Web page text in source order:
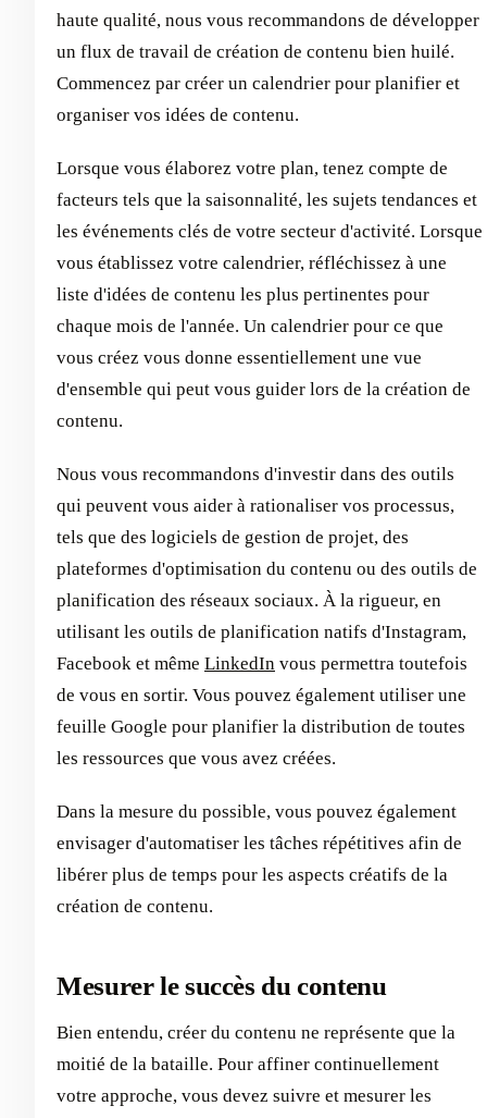
haute qualité, nous vous recommandons de développer
un flux de travail de création de contenu bien huilé.
Commencez par créer un calendrier pour planifier et
organiser vos idées de contenu.
Lorsque vous élaborez votre plan, tenez compte de
facteurs tels que la saisonnalité, les sujets tendances et
les événements clés de votre secteur d'activité. Lorsque
vous établissez votre calendrier, réfléchissez à une
liste d'idées de contenu les plus pertinentes pour
chaque mois de l'année. Un calendrier pour ce que
vous créez vous donne essentiellement une vue
d'ensemble qui peut vous guider lors de la création de
contenu.
Nous vous recommandons d'investir dans des outils
qui peuvent vous aider à rationaliser vos processus,
tels que des logiciels de gestion de projet, des
plateformes d'optimisation du contenu ou des outils de
planification des réseaux sociaux. À la rigueur, en
utilisant les outils de planification natifs d'Instagram,
Facebook et même LinkedIn vous permettra toutefois
de vous en sortir. Vous pouvez également utiliser une
feuille Google pour planifier la distribution de toutes
les ressources que vous avez créées.
Dans la mesure du possible, vous pouvez également
envisager d'automatiser les tâches répétitives afin de
libérer plus de temps pour les aspects créatifs de la
création de contenu.
Mesurer le succès du contenu
Bien entendu, créer du contenu ne représente que la
moitié de la bataille. Pour affiner continuellement
votre approche, vous devez suivre et mesurer les